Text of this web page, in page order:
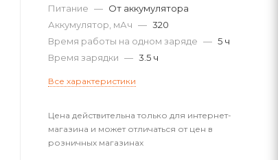
Питание — От аккумулятора
Аккумулятор, мАч — 320
Время работы на одном заряде — 5 ч
Время зарядки — 3.5 ч
Все характеристики
Цена действительна только для интернет-
магазина и может отличаться от цен в
розничных магазинах